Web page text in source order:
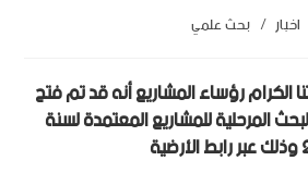
اخبار / بحث علمي
الكرام رؤساء المشاريع أنه قد تم فتح
المرحلية للمشاريع المعتمدة لسنة